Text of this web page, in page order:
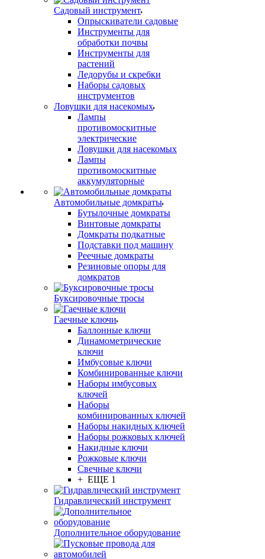
Садовый инструмент
Опрыскиватели садовые
Инструменты для
обработки почвы
Инструменты для
растений
Ледорубы и скребки
Наборы садовых
инструментов
Ловушки для насекомых
Лампы
противомоскитные
электрические
Ловушки для насекомых
Лампы
противомоскитные
аккумуляторные
Автомобильные домкраты
Бутылочные домкраты
Винтовые домкраты
Домкраты подкатные
Подставки под машину
Реечные домкраты
Резиновые опоры для
домкратов
Буксировочные тросы
Гаечные ключи
Баллонные ключи
Динамометрические
ключи
Имбусовые ключи
Комбинированные ключи
Наборы имбусовых
ключей
Наборы
комбинированных ключей
Наборы накидных ключей
Наборы рожковых ключей
Накидные ключи
Рожковые ключи
Свечные ключи
+ ЕЩЕ 1
Гидравлический инструмент
Дополнительное оборудование